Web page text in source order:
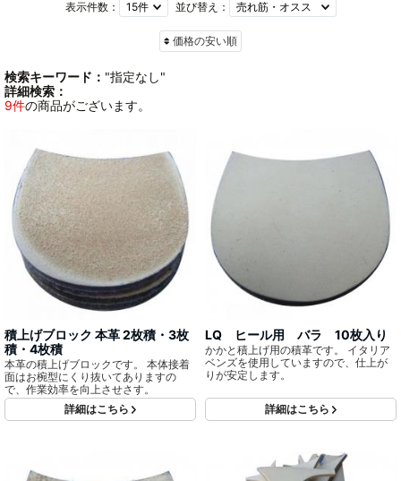
表示件数： 並び替え：
価格の安い順
検索キーワード： "指定なし"
詳細検索：
9件の商品がございます。
積上げブロック 本革 2枚積・3枚
積・4枚積
本革の積上げブロックです。 本体接着
面はお椀型にくり抜いてありますの
で、作業効率を向上させさす。
詳細はこちら
LQ ヒール用 バラ 10枚入り
かかと積上げ用の積革です。 イタリア
ベンズを使用していますので、仕上が
りが安定します。
詳細はこちら